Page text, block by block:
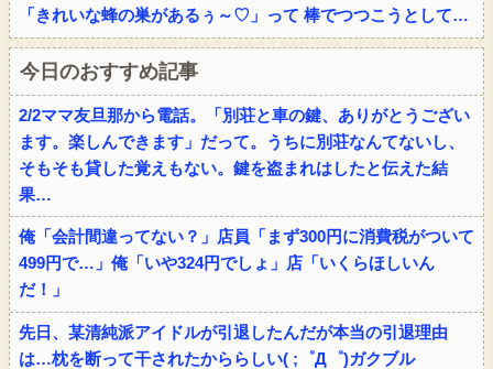
「きれいな蜂の巣があるぅ～♡」って 棒でつつこうとして…
今日のおすすめ記事
2/2ママ友旦那から電話。「別荘と車の鍵、ありがとうござい
ます。楽しんできます」だって。うちに別荘なんてないし、
そもそも貸した覚えもない。鍵を盗まれはしたと伝えた結
果…
俺「会計間違ってない？」店員「まず300円に消費税がついて
499円で…」俺「いや324円でしょ」店「いくらほしいん
だ！」
先日、某清純派アイドルが引退したんだが本当の引退理由
は…枕を断って干されたかららしい( ;゜Д゜)ガクブル